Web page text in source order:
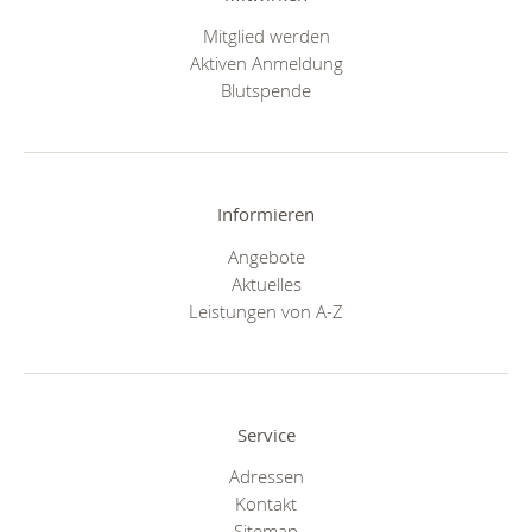
Mitglied werden
Aktiven Anmeldung
Blutspende
Informieren
Angebote
Aktuelles
Leistungen von A-Z
Service
Adressen
Kontakt